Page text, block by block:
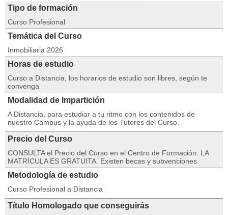
Tipo de formación
Curso Profesional
Temática del Curso
Inmobiliaria 2026
Horas de estudio
Curso a Distancia, los horarios de estudio son libres, según te
convenga
Modalidad de Impartición
A Distancia, para estudiar a tu ritmo con los contenidos de
nuestro Campus y la ayuda de los Tutores del Curso.
Precio del Curso
CONSULTA el Precio del Curso en el Centro de Formación: LA
MATRÍCULA ES GRATUITA. Existen becas y subvenciones
Metodología de estudio
Curso Profesional a Distancia
Título Homologado que conseguirás